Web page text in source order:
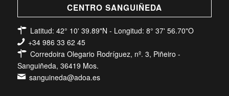
CENTRO SANGUIÑEDA
Latitud: 42° 10' 39.89"N - Longitud: 8° 37' 56.70"O
+34 986 33 62 45
Corredoira Olegario Rodríguez, nº. 3, Piñeiro -
Sanguiñeda, 36419 Mos.
sanguineda@adoa.es